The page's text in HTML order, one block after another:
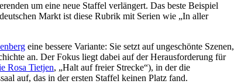
um eine neue Staffel verlängert. Das beste Beispiel
Markt ist diese Rubrik mit Serien wie „In aller
eine bessere Variante: Sie setzt auf ungeschönte Szenen,
an. Der Fokus liegt dabei auf der Herausforderung für
Rosa Tietjen, „Halt auf freier Strecke“), in der die
auf, das in der ersten Staffel keinen Platz fand.